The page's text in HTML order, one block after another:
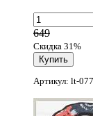
649
Скидка 31%
Артикул: lt-